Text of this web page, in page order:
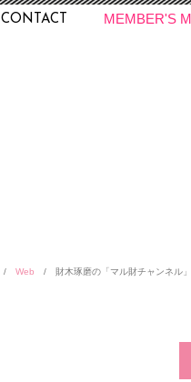
CONTACT MEMBER'S
/ Web / 財木琢磨の「マル財チャンネル